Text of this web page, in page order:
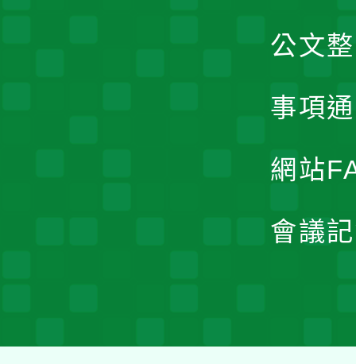
公文
事項
網站
會議